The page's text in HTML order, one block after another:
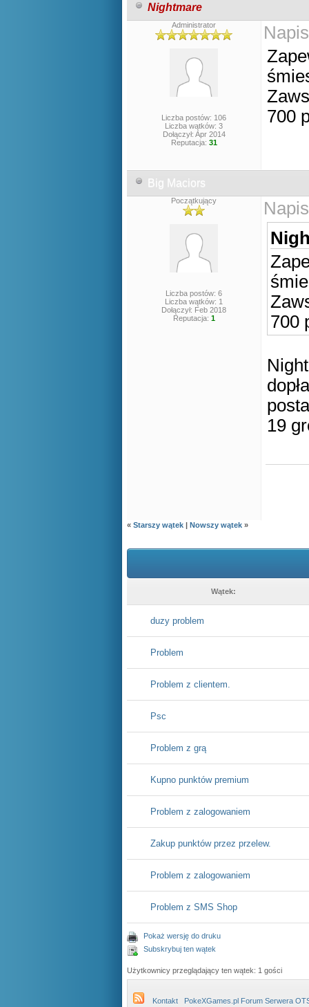
Nightmare
Administrator
Liczba postów: 106
Liczba wątków: 3
Dołączył: Apr 2014
Reputacja: 31
700
Big Maciors
Początkujący
Liczba postów: 6
Liczba wątków: 1
Dołączył: Feb 2018
Reputacja: 1
700
19
« Starszy wątek | Nowszy wątek »
Wątek:
duzy problem
Problem
Problem z clientem.
Psc
Problem z grą
Kupno punktów premium
Problem z zalogowaniem
Zakup punktów przez przelew.
Problem z zalogowaniem
Problem z SMS Shop
Pokaż wersję do druku
Subskrybuj ten wątek
Użytkownicy przeglądający ten wątek: 1 gości
Kontakt PokeXGames.pl Forum Serwera